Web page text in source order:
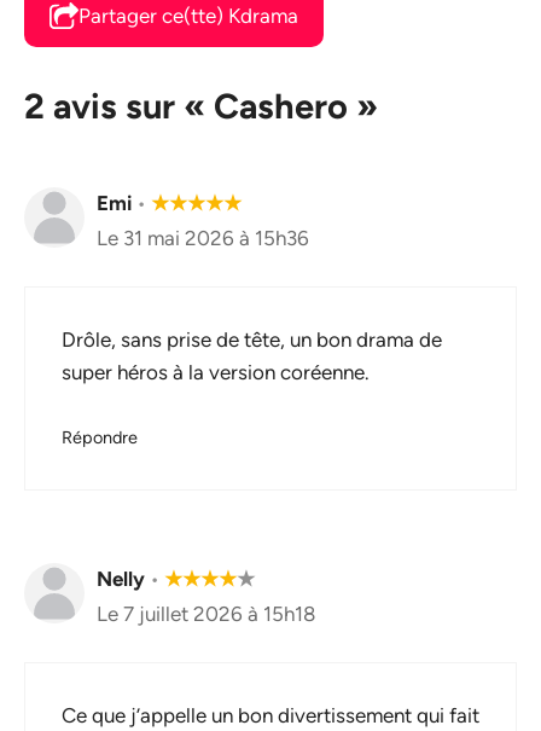
Partager ce(tte) Kdrama
2 avis sur « Cashero »
Emi • ★★★★★
Le 31 mai 2026 à 15h36
Drôle, sans prise de tête, un bon drama de
super héros à la version coréenne.
Répondre
Nelly • ★★★★★
Le 7 juillet 2026 à 15h18
Ce que j’appelle un bon divertissement qui fait